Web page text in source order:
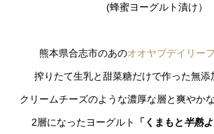
(蜂蜜ヨーグルト漬け）
熊本県合志市のあのオオヤブデイリー
搾りたて生乳と甜菜糖だけで作った無添
クリームチーズのような濃厚な層と爽やか
2層になったヨーグルト 「くまもと半熟